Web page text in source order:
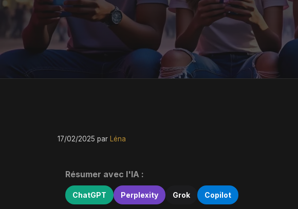
17/02/2025 par Léna
Résumer avec l'IA :
ChatGPT Perplexity Grok Copilot